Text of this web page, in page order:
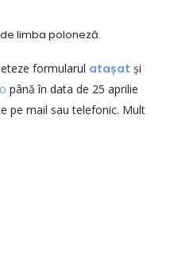
limba poloneză.
formularul atașat și
până în data de 25 aprilie
pe mail sau telefonic. Mult